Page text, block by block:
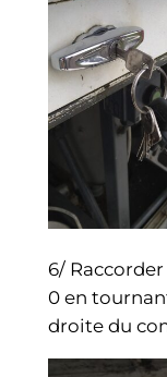
6/
0 en
droite du